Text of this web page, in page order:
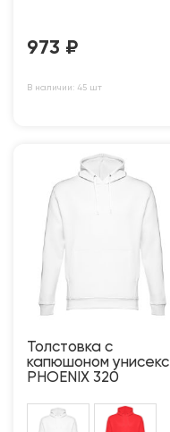
973 ₽
В наличии: 45 шт
Толстовка с
капюшоном унисекс
PHOENIX 320